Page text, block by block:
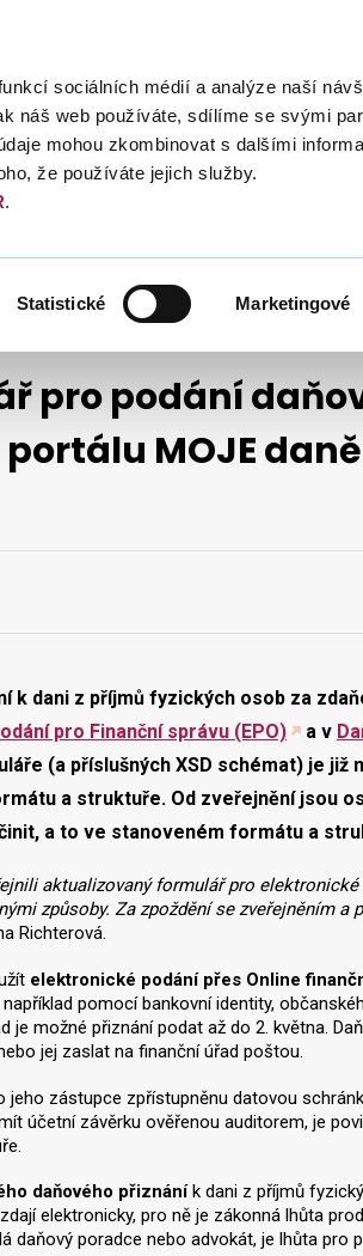
sociálních médií a analýze naší
náš web používáte, sdílíme se svými
mohou zkombinovat s dalšími
že používáte jejich služby.
.
Statistické Marketingové
Mezinárodní spolupráce
pro podání
MOJE daně
k dani z příjmů fyzických osob za
pro Finanční správu (EPO) a v
(a příslušných XSD schémat) je
a struktuře. Od zveřejnění jsou
a to ve stanoveném formátu a
aktualizovaný formulář pro
způsoby. Za zpoždění se zveřejněním a
Richterová.
elektronické podání přes Online
pomocí bankovní identity,
je možné přiznání podat až do 2. května.
jej zaslat na finanční úřad poštou.
jeho zástupce zpřístupněnu datovou
účetní závěrku ověřenou auditorem, je
daňového přiznáník dani z příjmů
elektronicky, pro ně je zákonná lhůta
daňový poradce nebo advokát, je lhůta pro